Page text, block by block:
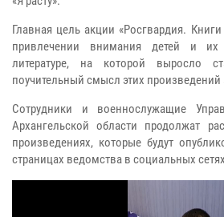
Главная цель акции «Росгвардия. Книги
привлечении внимания детей и их
литературе, на которой выросло
поучительный смысл этих произведений
Сотрудники и военнослужащие
Архангельской области продолжат
произведениях, которые будут
страницах ведомства в социальных